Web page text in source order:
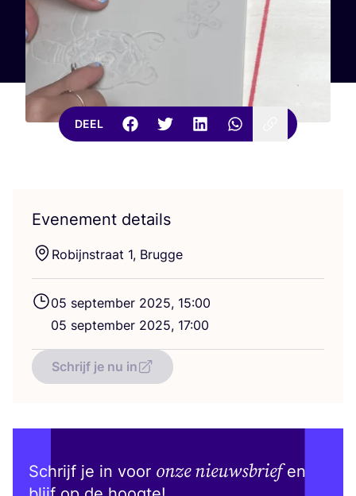
DEEL
Evenement details
Robijn­straat 1, Brugge
05 sep­tem­ber 2025, 15:00
05 sep­tem­ber 2025, 17:00
Schrijf je nu in
Schrijf je in voor onze nieuwsbriefen